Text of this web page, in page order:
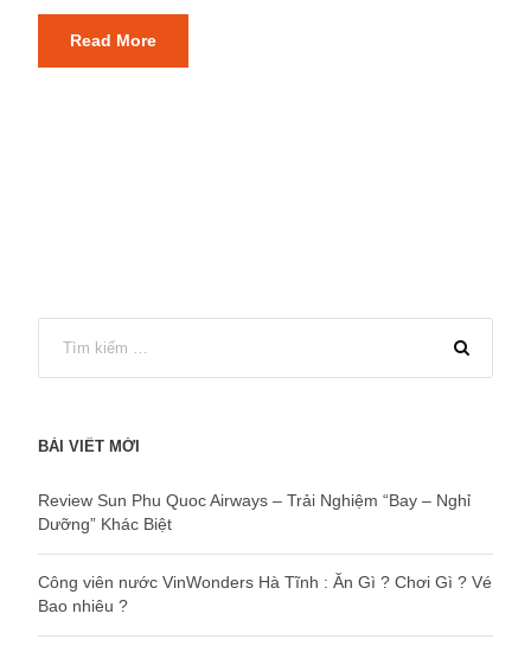
Read More
BÀI VIẾT MỚI
Review Sun Phu Quoc Airways – Trải Nghiệm “Bay – Nghỉ
Dưỡng” Khác Biệt
Công viên nước VinWonders Hà Tĩnh : Ăn Gì ? Chơi Gì ? Vé
Bao nhiêu ?